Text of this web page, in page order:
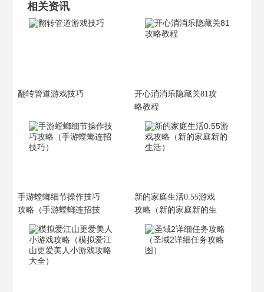
相关资讯
翻转管道游戏技巧
开心消消乐隐藏关81攻
略教程
手游螳螂细节操作技巧
攻略（手游螳螂连招技
巧）
新的家庭生活0.55游戏
攻略（新的家庭新的生
活）